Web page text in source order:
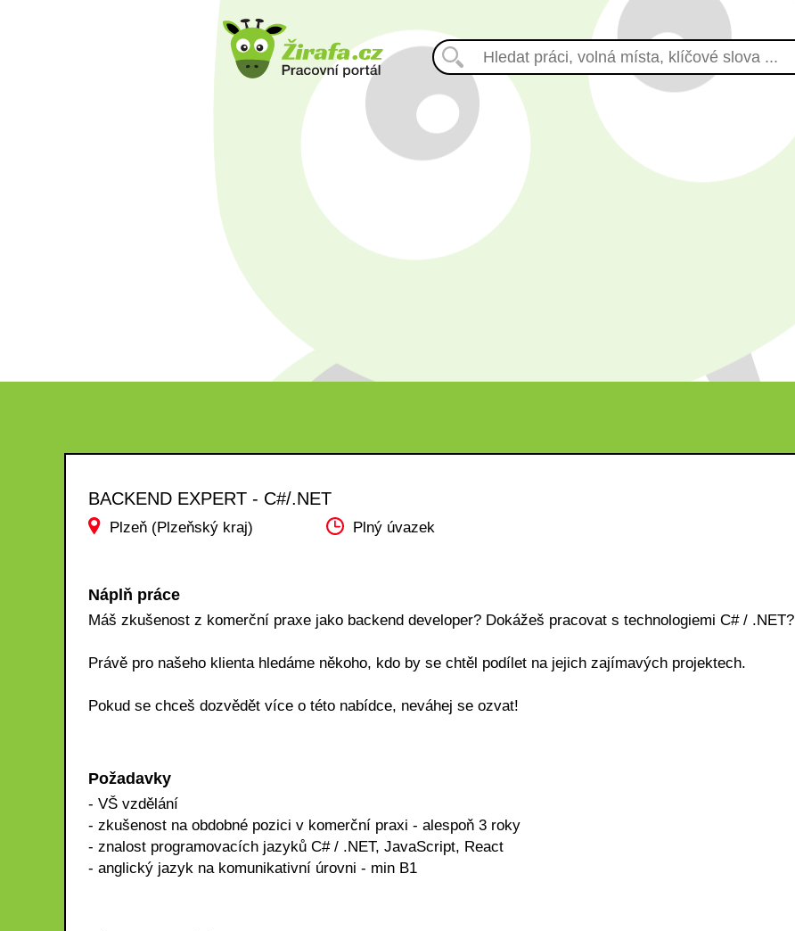
BACKEND EXPERT - C#/.NET
Plzeň (Plzeňský kraj) Plný úvazek
Náplň práce
Máš zkušenost z komerční praxe jako backend developer? Dokážeš pracovat s technologiemi C# / .NET?
Právě pro našeho klienta hledáme někoho, kdo by se chtěl podílet na jejich zajímavých projektech.
Pokud se chceš dozvědět více o této nabídce, neváhej se ozvat!
Požadavky
- VŠ vzdělání
- zkušenost na obdobné pozici v komerční praxi - alespoň 3 roky
- znalost programovacích jazyků C# / .NET, JavaScript, React
- anglický jazyk na komunikativní úrovni - min B1